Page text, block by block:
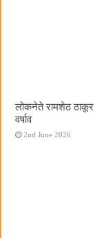
लोकनेते रामशेठ ठाकूर
वर्षाव
2nd June 2026